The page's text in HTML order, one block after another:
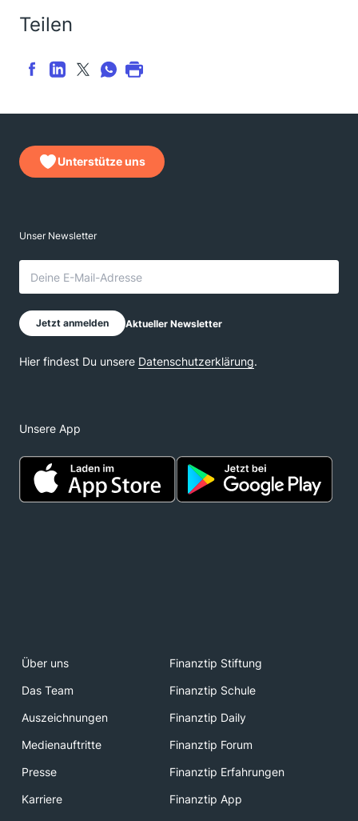
Teilen
Unterstütze uns
Unsere App
Über uns
Finanztip Stiftung
Das Team
Finanztip Schule
Auszeichnungen
Finanztip Daily
Medienauftritte
Finanztip Forum
Presse
Finanztip Erfahrungen
Karriere
Finanztip App